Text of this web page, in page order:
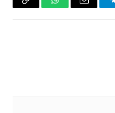
تيلقرام البريد
واتسابCopy